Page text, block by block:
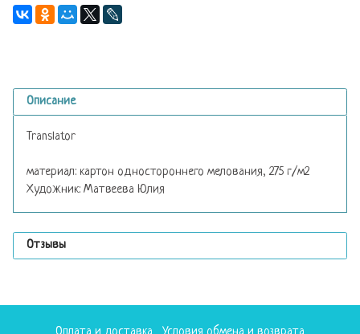
Описание
Translator
материал: картон одностороннего мелования, 275 г/м2
Художник: Матвеева Юлия
Отзывы